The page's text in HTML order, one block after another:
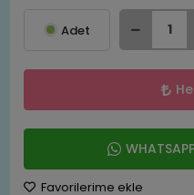
Adet
Favorilerime ekle